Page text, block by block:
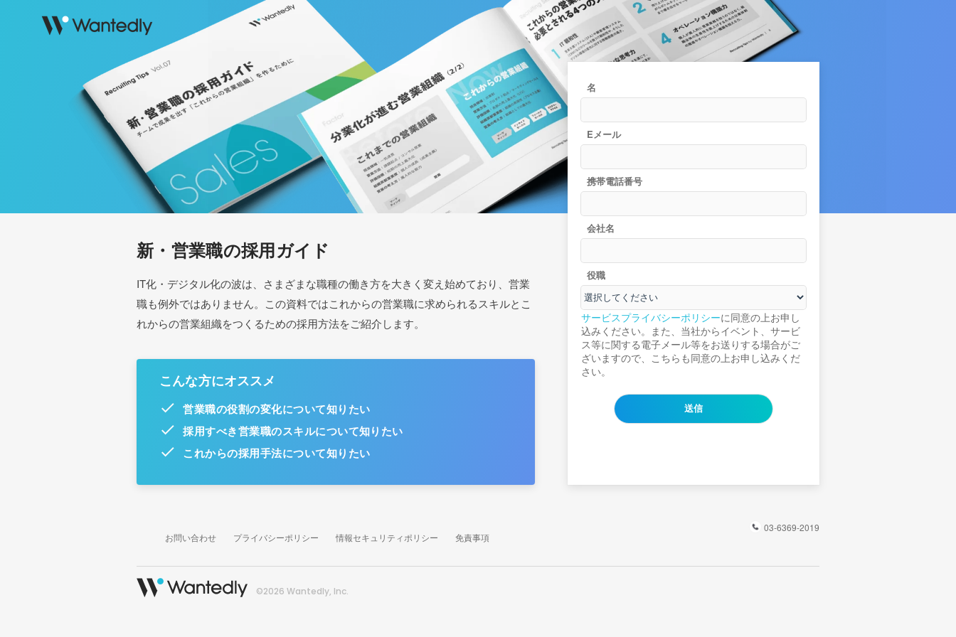
新・営業職の採用ガイド
IT化・デジタル化の波は、さまざまな職種の働き方を大きく変え始めており、営業
職も例外ではありません。この資料ではこれからの営業職に求められるスキルとこ
れからの営業組織をつくるための採用方法をご紹介します。
こんな方にオススメ
営業職の役割の変化について知りたい
採用すべき営業職のスキルについて知りたい
これからの採用手法について知りたい
名
Eメール
携帯電話番号
会社名
役職
サービスプライバシーポリシーに同意の上お申し
込みください。また、当社からイベント、サービ
ス等に関する電子メール等をお送りする場合がご
ざいますので、こちらも同意の上お申し込みくだ
さい。
お問い合わせ プライバシーポリシー 情報セキュリティポリシー 免責事項
03-6369-2019
©2026 Wantedly, Inc.